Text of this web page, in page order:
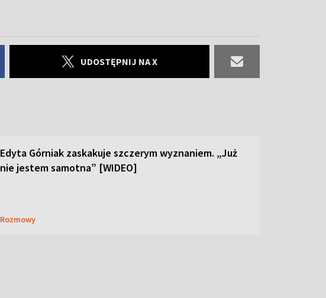
UDOSTĘPNIJ NA X
Edyta Górniak zaskakuje szczerym wyznaniem. „Już
nie jestem samotna” [WIDEO]
Rozmowy